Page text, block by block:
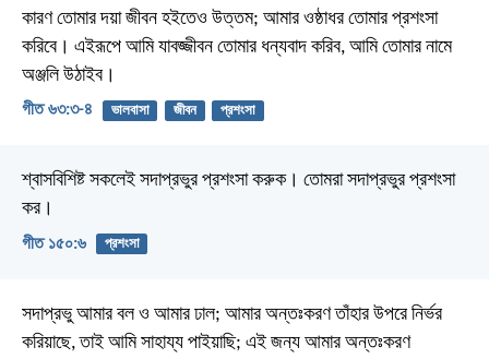
কারণ তোমার দয়া জীবন হইতেও উত্তম; আমার ওষ্ঠাধর তোমার প্রশংসা
করিবে। এইরূপে আমি যাবজ্জীবন তোমার ধন্যবাদ করিব, আমি তোমার নামে
অঞ্জলি উঠাইব।
গীত ৬৩:৩-৪ ভালবাসা জীবন প্রশংসা
শ্বাসবিশিষ্ট সকলেই সদাপ্রভুর প্রশংসা করুক। তোমরা সদাপ্রভুর প্রশংসা
কর।
গীত ১৫০:৬ প্রশংসা
সদাপ্রভু আমার বল ও আমার ঢাল; আমার অন্তঃকরণ তাঁহার উপরে নির্ভর
করিয়াছে,তাই আমি সাহায্য পাইয়াছি; এই জন্য আমার অন্তঃকরণ